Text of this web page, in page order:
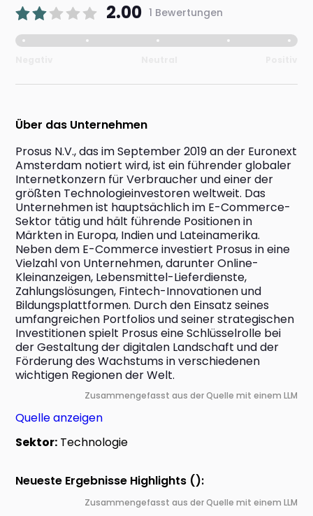
2.00 1 Bewertungen
Über das Unternehmen
Prosus N.V., das im September 2019 an der Euronext
Amsterdam notiert wird, ist ein führender globaler
Internetkonzern für Verbraucher und einer der
größten Technologieinvestoren weltweit. Das
Unternehmen ist hauptsächlich im E-Commerce-
Sektor tätig und hält führende Positionen in
Märkten in Europa, Indien und Lateinamerika.
Neben dem E-Commerce investiert Prosus in eine
Vielzahl von Unternehmen, darunter Online-
Kleinanzeigen, Lebensmittel-Lieferdienste,
Zahlungslösungen, Fintech-Innovationen und
Bildungsplattformen. Durch den Einsatz seines
umfangreichen Portfolios und seiner strategischen
Investitionen spielt Prosus eine Schlüsselrolle bei
der Gestaltung der digitalen Landschaft und der
Förderung des Wachstums in verschiedenen
wichtigen Regionen der Welt.
Zusammengefasst aus der Quelle mit einem LLM
Quelle anzeigen
Sektor: Technologie
Neueste Ergebnisse Highlights ():
Zusammengefasst aus der Quelle mit einem LLM